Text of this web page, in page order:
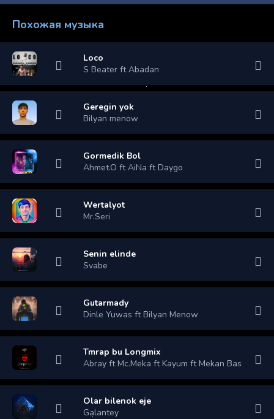
Похожая музыка
Loco
S Beater ft Abadan
Geregin yok
Bilyan menow
Gormedik Bol
Ahmet.O ft AiNa ft Daygo
Wertalyot
Mr.Seri
Senin elinde
Svabe
Gutarmady
Dinle Yuwas ft Bilyan Menow
Tmrap bu Longmix
Abray ft Mc.Meka ft Kayum ft Mekan Bashlyk ft
Olar bilenok eje
Galantey